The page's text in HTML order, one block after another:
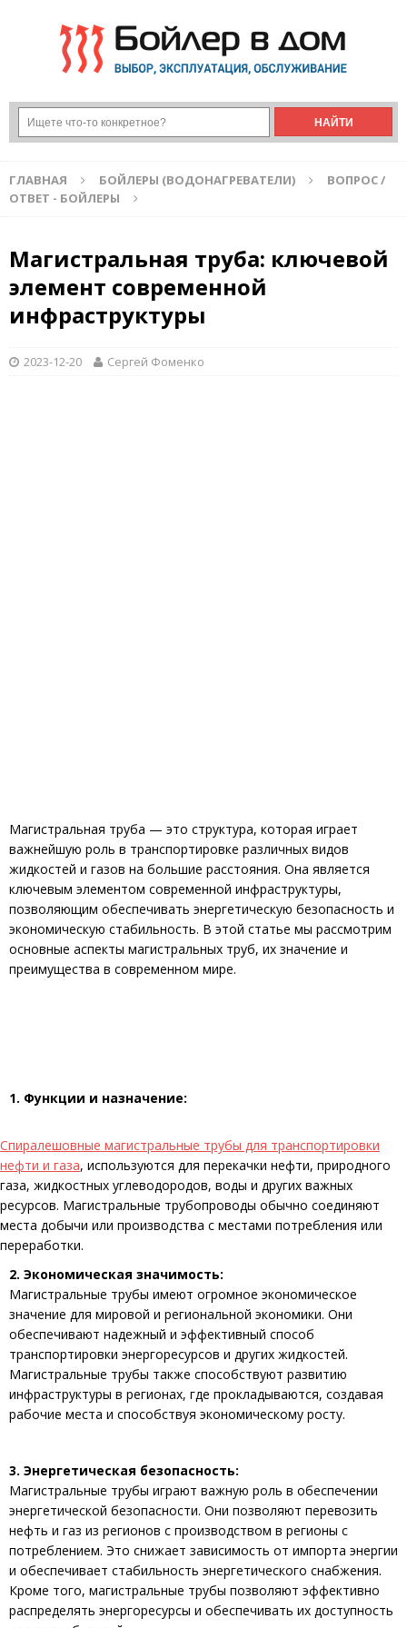
ГЛАВНАЯ БОЙЛЕРЫ (ВОДОНАГРЕВАТЕЛИ)
ВОПРОС /
ОТВЕТ - БОЙЛЕРЫ
Магистральная труба: ключевой
элемент современной
инфраструктуры
2023-12-20 Сергей Фоменко
Магистральная труба — это структура, которая играет
важнейшую роль в транспортировке различных видов
жидкостей и газов на большие расстояния. Она является
ключевым элементом современной инфраструктуры,
позволяющим обеспечивать энергетическую безопасность и
экономическую стабильность. В этой статье мы рассмотрим
основные аспекты магистральных труб, их значение и
преимущества в современном мире.
1. Функции и назначение:
Спиралешовные магистральные трубы для транспортировки
нефти и газа, используются для перекачки нефти, природного
газа, жидкостных углеводородов, воды и других важных
ресурсов. Магистральные трубопроводы обычно соединяют
места добычи или производства с местами потребления или
переработки.
2. Экономическая значимость:
Магистральные трубы имеют огромное экономическое
значение для мировой и региональной экономики. Они
обеспечивают надежный и эффективный способ
транспортировки энергоресурсов и других жидкостей.
Магистральные трубы также способствуют развитию
инфраструктуры в регионах, где прокладываются, создавая
рабочие места и способствуя экономическому росту.
3. Энергетическая безопасность:
Магистральные трубы играют важную роль в обеспечении
энергетической безопасности. Они позволяют перевозить
нефть и газ из регионов с производством в регионы с
потреблением. Это снижает зависимость от импорта энергии
и обеспечивает стабильность энергетического снабжения.
Кроме того, магистральные трубы позволяют эффективно
распределять энергоресурсы и обеспечивать их доступность